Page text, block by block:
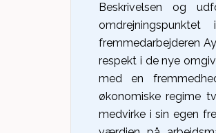
Beskrivelsen og
fremmedarbejderen
respekt i de nye
med en
økonomiske regime
medvirke i sin egen